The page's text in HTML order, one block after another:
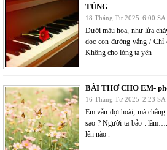
TÙNG
18 Tháng Tư 2025 6:00 SA
Dưới màu hoa, như lửa
dọc con đường vắng / Chỉ
Không cho lòng ta yên
BÀI THƠ CHO EM-
16 Tháng Tư 2025 2:23 SA
Em vẫn đợi hoài, mà
sao ? Người ta bảo :
lên nào .